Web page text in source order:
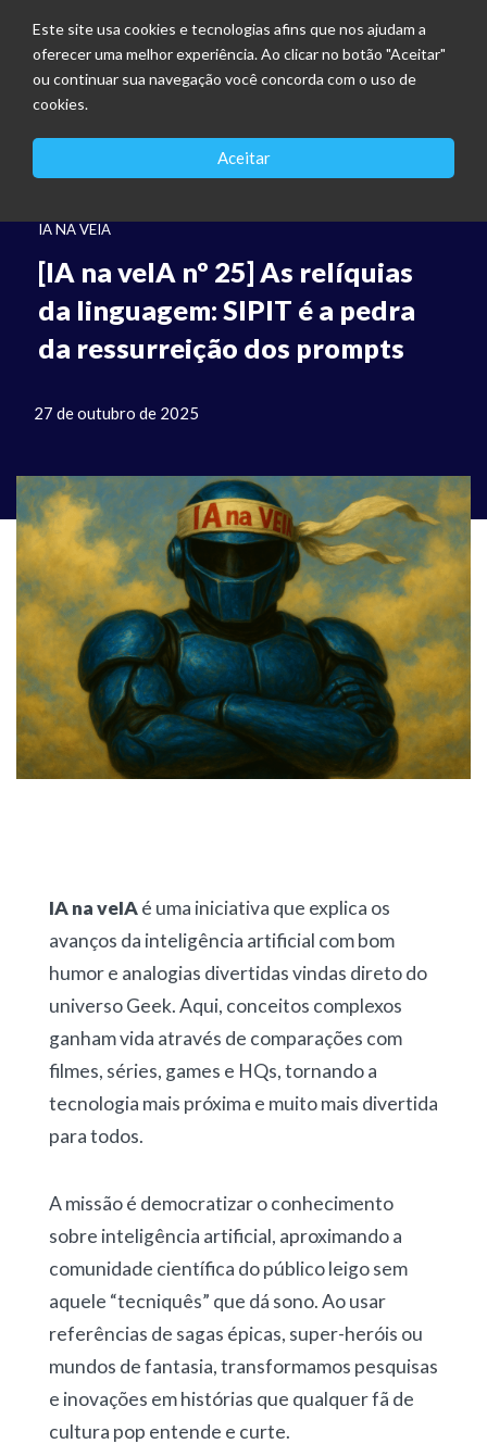
Este site usa cookies e tecnologias afins que nos ajudam a
oferecer uma melhor experiência. Ao clicar no botão "Aceitar"
ou continuar sua navegação você concorda com o uso de
cookies.
Aceitar
IA NA VEIA
[IA na veIA nº 25] As relíquias
da linguagem: SIPIT é a pedra
da ressurreição dos prompts
27 de outubro de 2025
IA na veIAé uma iniciativa que explica os
avanços da inteligência artificial com bom
humor e analogias divertidas vindas direto do
universo Geek. Aqui, conceitos complexos
ganham vida através de comparações com
filmes, séries, games e HQs, tornando a
tecnologia mais próxima e muito mais divertida
para todos.
A missão é democratizar o conhecimento
sobre inteligência artificial, aproximando a
comunidade científica do público leigo sem
aquele “tecniquês” que dá sono. Ao usar
referências de sagas épicas, super-heróis ou
mundos de fantasia, transformamos pesquisas
e inovações em histórias que qualquer fã de
cultura pop entende e curte.